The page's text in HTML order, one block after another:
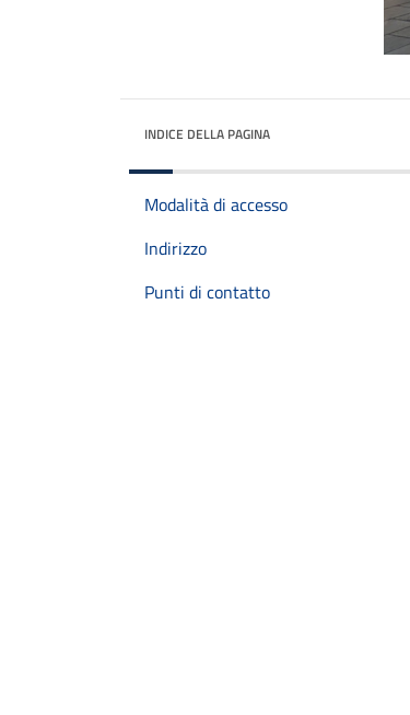
INDICE DELLA PAGINA
Modalità di accesso
Indirizzo
Punti di contatto